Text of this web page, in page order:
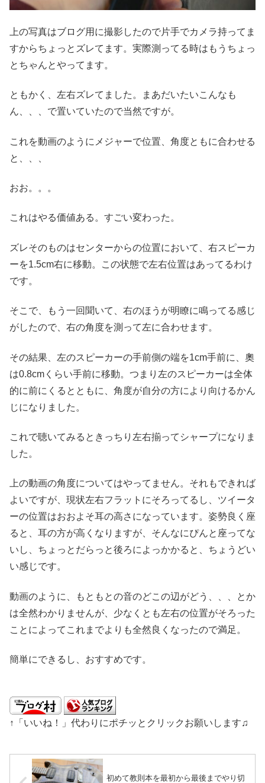
上の写真はブログ用に撮影したので片手でカメラ持ってま
すからちょっとズレてます。実際測ってる時はもうちょっ
とちゃんとやってます。
ともかく、左右ズレてました。まあだいたいこんなも
ん、、、で置いていたので当然ですが。
これを動画のようにメジャーで位置、角度ともに合わせる
と、、、
おお。。。
これはやる価値ある。すごい変わった。
ズレそのものはセンターからの位置において、右スピーカ
ーを1.5cm右に移動。この状態で左右位置はあってるわけ
です。
そこで、もう一回聞いて、右のほうが明瞭に鳴ってる感じ
がしたので、右の角度を測って左に合わせます。
その結果、左のスピーカーの手前側の端を1cm手前に、奧
は0.8cmくらい手前に移動。つまり左のスピーカーは全体
的に前にくるとともに、角度が自分の方により向けるかん
じになりました。
これで聴いてみるときっちり左右揃ってシャープになりま
した。
上の動画の角度についてはやってません。それもできれば
よいですが、現状左右フラットにそろってるし、ツイータ
ーの位置はおおよそ耳の高さになっています。姿勢良く座
ると、耳の方が高くなりますが、そんなにぴんと座ってな
いし、ちょっとだらっと後ろによっかかると、ちょうどい
い感じです。
動画のように、もともとの音のどこの辺がどう、、、とか
は全然わかりませんが、少なくとも左右の位置がそろった
ことによってこれまでよりも全然良くなったので満足。
簡単にできるし、おすすめです。
↑「いいね！」代わりにポチッとクリックお願いします♫
初めて教則本を最初から最後までやり切